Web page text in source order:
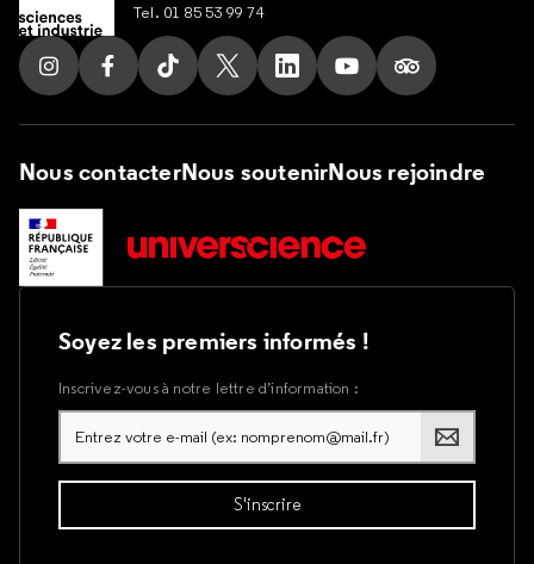
Tel. 01 85 53 99 74
Suivez nous sur Instagram
Suivez nous sur Facebook
Suivez nous sur Tik Tok
Suivez nous sur X
Suivez nous sur LinkedIn
Suivez nous sur
Suivez nous
Nous contacterNous soutenirNous rejoindre
Soyez les premiers informés !
Inscrivez-vous à notre lettre d’information :